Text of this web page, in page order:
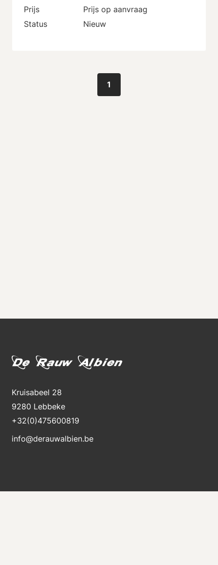
Prijs
Prijs op aanvraag
Status
Nieuw
1
Kruisabeel 28
9280 Lebbeke
+32(0)475600819
info@derauwalbien.be
Blijft op de hoogte van nieuwe voorraad